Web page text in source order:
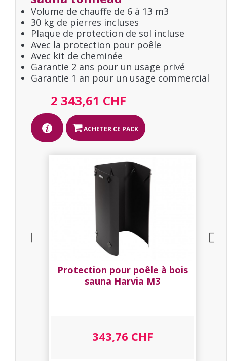
Volume de chauffe de 6 à 13 m3
30 kg de pierres incluses
Plaque de protection de sol incluse
Avec la protection pour poêle
Avec kit de cheminée
Garantie 2 ans pour un usage privé
Garantie 1 an pour un usage commercial
2 343,61 CHF
ACHETER CE PACK
Protection pour poêle à bois
sauna Harvia M3
343,76 CHF